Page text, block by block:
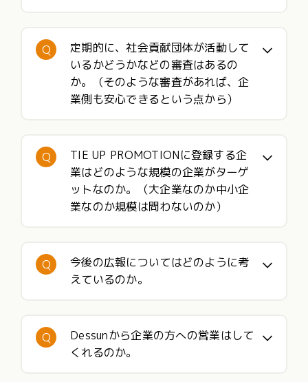
Q
定期的に、社会貢献団体が活動して
いるかどうかなどの審査はあるの
か。（そのような審査があれば、企
業側も安心できるという点から）
Q
TIE UP PROMOTIONに登録する企
業はどのような規模の企業がターゲ
ットなのか。（大企業なのか中小企
業なのか規模は問わないのか）
Q
今後の広報についてはどのように考
えているのか。
Q
Dessunから企業の方への営業はして
くれるのか。